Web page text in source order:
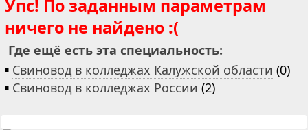
Упс! По заданным параметрам
ничего не найдено :(
Где ещё есть эта специальность:
▪ Свиновод в колледжах Калужской области (0)
▪ Свиновод в колледжах России (2)